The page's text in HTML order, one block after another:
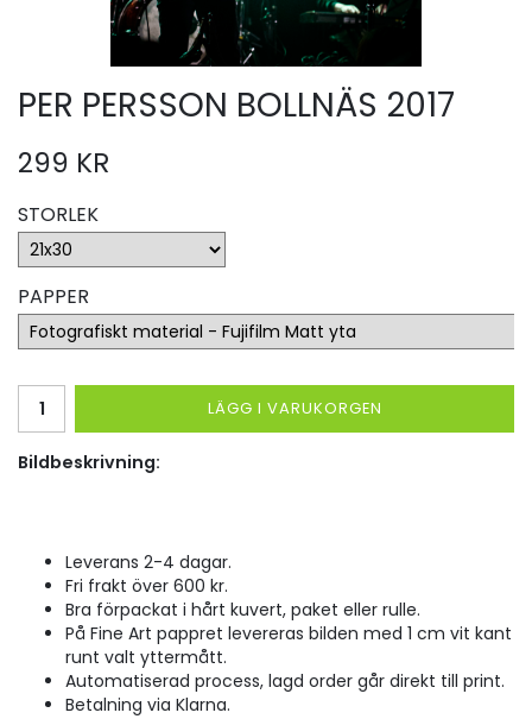
PER PERSSON BOLLNÄS 2017
299 KR
STORLEK
PAPPER
LÄGG I VARUKORGEN
Bildbeskrivning:
Leverans 2-4 dagar.
Fri frakt över 600 kr.
Bra förpackat i hårt kuvert, paket eller rulle.
På Fine Art pappret levereras bilden med 1 cm vit kant
runt valt yttermått.
Automatiserad process, lagd order går direkt till print.
Betalning via Klarna.